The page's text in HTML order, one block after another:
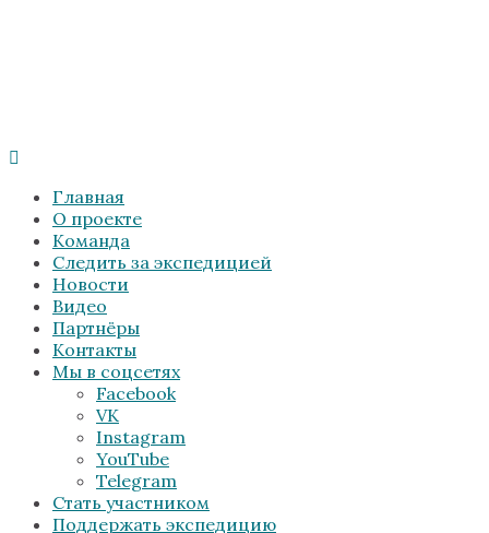
Главная
О проекте
Команда
Следить за экспедицией
Новости
Видео
Партнёры
Контакты
Мы в соцсетях
Facebook
VK
Instagram
YouTube
Telegram
Стать участником
Поддержать экспедицию